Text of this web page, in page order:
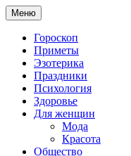
Меню
Гороскоп
Приметы
Эзотерика
Праздники
Психология
Здоровье
Для женщин
Мода
Красота
Общество